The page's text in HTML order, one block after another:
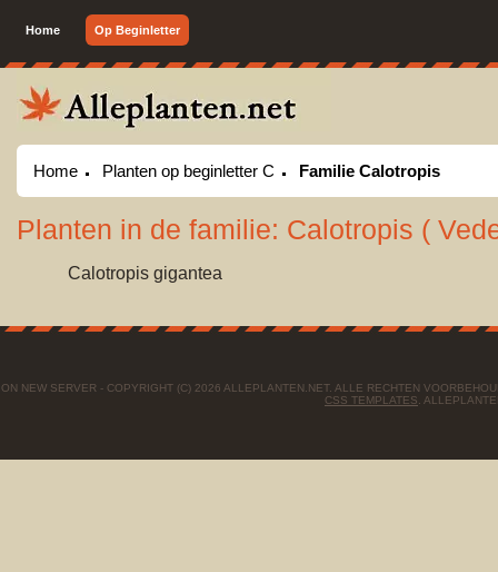
Home Op Beginletter
Home Planten op beginletter C Familie Calotropis
Planten in de familie: Calotropis (
Calotropis gigantea
ON NEW SERVER - COPYRIGHT (C) 2026 ALLEPLANTEN.NET. ALLE RECHTEN
CSS TEMPLATES .